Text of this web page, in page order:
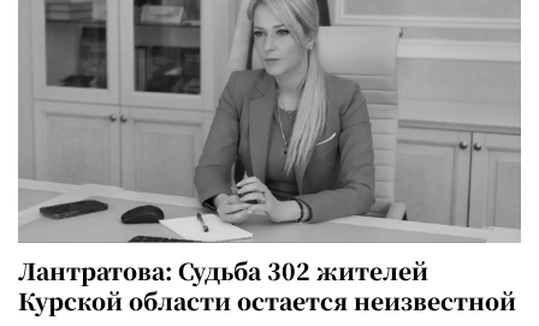
Лантратова: Судьба 302 жителей
Курской области остается неизвестной